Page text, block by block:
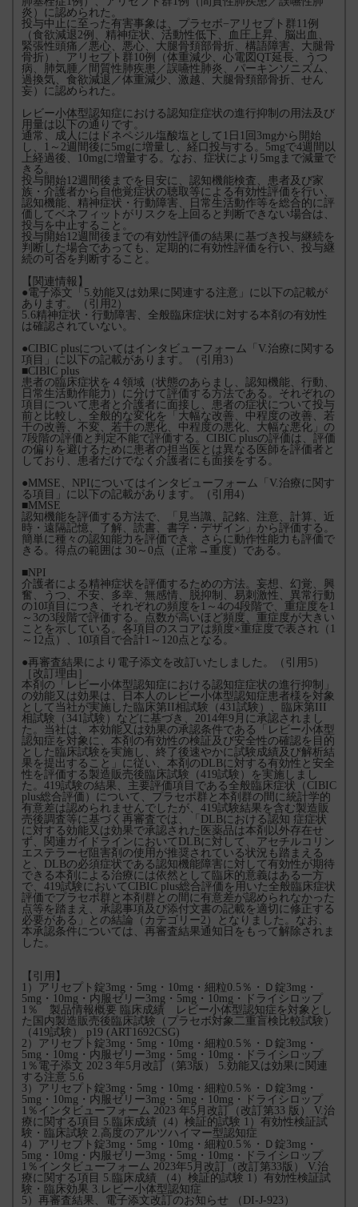
炎）に認められた。
投与中止に至った有害事象は、プラセボ−アリセプト群11例
（食欲減退2例、精神症状、活動性低下、血圧上昇、脳出血、
緊張性頭痛／悪心、悪心、大腿骨頚部骨折、構語障害、大腿骨
骨折）、アリセプト群10例（体重減少、心電図QT延長、うつ
病、肺気腫／間質性肺疾患／誤嚥性肺炎、パーキンソニズム、
過換気、食欲減退／体重減少、激越、大腿骨頚部骨折、せん
妄）に認められた。
レビー小体型認知症における認知症症状の進行抑制の用法及び
用量は以下の通りです。
通常、成人にはドネペジル塩酸塩として1日1回3mgから開始
し、1～2週間後に5mgに増量し、経口投与する。5mgで4週間以
上経過後、10mgに増量する。なお、症状により5mgまで減量で
きる。
投与開始12週間後までを目安に、認知機能検査、患者及び家
族・介護者から自他覚症状の聴取等による有効性評価を行い、
認知機能、精神症状・行動障害、日常生活動作等を総合的に評
価してベネフィットがリスクを上回ると判断できない場合は、
投与を中止すること。
投与開始12週間後までの有効性評価の結果に基づき投与継続を
判断した場合であっても、定期的に有効性評価を行い、投与継
続の可否を判断すること。
【関連情報】
●電子添文「5.効能又は効果に関連する注意」に以下の記載が
あります。（引用2）
5.6精神症状・行動障害、全般臨床症状に対する本剤の有効性
は確認されていない。
●CIBIC plusについてはインタビューフォーム「V.治療に関する
項目」に以下の記載があります。（引用3）
■CIBIC plus
患者の臨床症状を４領域（状態のあらまし、認知機能、行動、
日常生活動作能力）に分けて評価する方法である。それぞれの
項目について患者と介護者に面接し、患者の症状について投与
前と比較し、全般的な変化を「大幅な改善、中程度の改善、若
干の改善、不変、若干の悪化、中程度の悪化、大幅な悪化」の
7段階の評価と判定不能で評価する。CIBIC plusの評価は、評価
の偏りを避けるために患者の担当医とは異なる医師を評価者と
しており、患者だけでなく介護者にも面接をする。
●MMSE、NPIについてはインタビューフォーム「V.治療に関す
る項目」に以下の記載があります。（引用4）
■MMSE
認知機能を評価する方法で、「見当識、記銘、注意、計算、近
時・遠隔記憶、了解、読書、書字・デザイン」から評価する。
簡単に種々の認知能力を評価でき、さらに動作性能力も評価で
きる。得点の範囲は 30～0点（正常→重度）である。
■NPI
介護者による精神症状を評価するための方法。妄想、幻覚、興
奮、うつ、不安、多幸、無感情、脱抑制、易刺激性、異常行動
の10項目につき、それぞれの頻度を1～4の4段階で、重症度を1
～3の3段階で評価する。点数が高いほど頻度、重症度が大きい
ことを示している。各項目のスコアは頻度×重症度で表され（1
～12点）、10項目で合計1～120点となる。
●再審査結果により電子添文を改訂いたしました。（引用5）
［改訂理由］
本剤の「レビー小体型認知症における認知症症状の進行抑制」
の効能又は効果は、日本人のレビー小体型認知症患者様を対象
として当社が実施した臨床第II相試験（431試験）、臨床第III
相試験（341試験）などに基づき、2014年9月に承認されまし
た。当社は、本効能又は効果の承認条件である「レビー小体型
認知症を対象に、本剤の有効性の検証及び安全性の確認を目的
とした臨床試験を実施し、終了後速やかに試験成績及び解析結
果を提出すること」に従い、本剤のDLBに対する有効性と安全
性を評価する製造販売後臨床試験（419試験）を実施しまし
た。419試験の結果、主要評価項目である全般臨床症状（CIBIC
plus総合評価）について、プラセボ群と本剤群の間に統計学的
有意差は認められませんでしたが、419試験結果を含む製造販
売後調査等に基づく再審査では、「DLBにおける認知 症症状
に対する効能又は効果で承認された医薬品は本剤以外存在せ
ず、関連ガイドラインにおいてDLBに対して、アセチルコリン
エステラーゼ阻害剤の使用が推奨されている状況も踏まえる
と、DLBの必須症状である認知機能障害に対して有効性が期待
できる本剤による治療には依然として臨床的意義はある一方
で、419試験においてCIBIC plus総合評価を用いた全般臨床症状
評価でプラセボ群と本剤群との間に有意差が認められなかった
点等を踏まえ、承認事項及び添付文書の記載を適切に修正する
必要がある」との結論（カテゴリー2）となりました。なお、
本承認条件については、再審査結果通知日をもって解除されま
した。
【引用】
1）アリセプト錠3mg・5mg・10mg・細粒0.5％・Ｄ錠3mg・
5mg・10mg・内服ゼリー3mg・5mg・10mg・ドライシロップ
1％ 製品情報概要 臨床成績 レビー小体型認知症を対象とし
た国内製造販売後臨床試験（プラセボ対象二重盲検比較試験）
（419試験） p19 (ART1692CSG)
2）アリセプト錠3mg・5mg・10mg・細粒0.5％・Ｄ錠3mg・
5mg・10mg・内服ゼリー3mg・5mg・10mg・ドライシロップ
1％電子添文 202３年5月改訂（第3版） 5.効能又は効果に関連
する注意 5.6
3）アリセプト錠3mg・5mg・10mg・細粒0.5％・Ｄ錠3mg・
5mg・10mg・内服ゼリー3mg・5mg・10mg・ドライシロップ
1％インタビューフォーム 2023 年5月改訂（改訂第33 版） V.治
療に関する項目 5.臨床成績（4）検証的試験 1）有効性検証試
験・臨床試験 2.高度のアルツハイマー型認知症
4）アリセプト錠3mg・5mg・10mg・細粒0.5％・Ｄ錠3mg・
5mg・10mg・内服ゼリー3mg・5mg・10mg・ドライシロップ
1％インタビューフォーム 2023年5月改訂（改訂第33版） V.治
療に関する項目 5.臨床成績 （4）検証的試験 1）有効性検証試
験・臨床効果 3.レビー小体型認知症
5）再審査結果、電子添文改訂のお知らせ （DI-J-923）